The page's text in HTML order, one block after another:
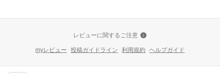
レビューに関するご注意
myレビュー 投稿ガイドライン 利用規約 ヘルプガイド